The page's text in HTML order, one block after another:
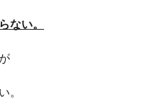
ない。
。